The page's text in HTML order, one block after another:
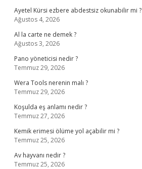
Ayetel Kürsi ezbere abdestsiz okunabilir mi ?
Ağustos 4, 2026
Al la carte ne demek ?
Ağustos 3, 2026
Pano yöneticisi nedir ?
Temmuz 29, 2026
Wera Tools nerenin malı ?
Temmuz 29, 2026
Koşulda eş anlamı nedir ?
Temmuz 27, 2026
Kemik erimesi ölüme yol açabilir mi ?
Temmuz 25, 2026
Av hayvanı nedir ?
Temmuz 25, 2026